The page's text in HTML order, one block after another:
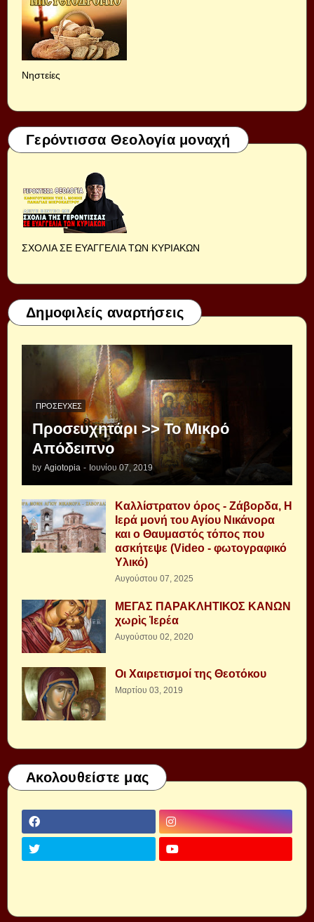
Νηστείες
Γερόντισσα Θεολογία μοναχή
ΣΧΟΛΙΑ ΣΕ ΕΥΑΓΓΕΛΙΑ ΤΩΝ ΚΥΡΙΑΚΩΝ
Δημοφιλείς αναρτήσεις
ΠΡΟΣΕΥΧΈΣ
Προσευχητάρι >> Το Μικρό
Απόδειπνο
by Agiotopia - Ιουνίου 07, 2019
Καλλίστρατον όρος - Ζάβορδα, Η
Ιερά μονή του Αγίου Νικάνορα
και ο Θαυμαστός τόπος που
ασκήτεψε (Video - φωτογραφικό
Υλικό)
Αυγούστου 07, 2025
ΜΕΓΑΣ ΠΑΡΑΚΛΗΤΙΚΟΣ ΚΑΝΩΝ
χωρὶς Ἱερέα
Αυγούστου 02, 2020
Οι Χαιρετισμοί της Θεοτόκου
Μαρτίου 03, 2019
Ακολουθείστε μας